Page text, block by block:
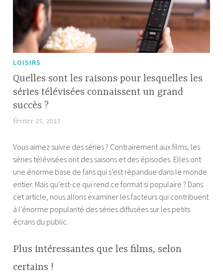
LOISIRS
Quelles sont les raisons pour lesquelles les
séries télévisées connaissent un grand
succès ?
février 27, 2023
f
f
a
n
y
Vous aimez suivre des séries ? Contrairement aux films, les
séries télévisées ont des saisons et des épisodes. Elles ont
une énorme base de fans qui s’est répandue dans le monde
entier. Mais qu’est-ce qui rend ce format si populaire ? Dans
cet article, nous allons examiner les facteurs qui contribuent
à l’énorme popularité des séries diffusées sur les petits
écrans du public.
Plus intéressantes que les films, selon
certains !